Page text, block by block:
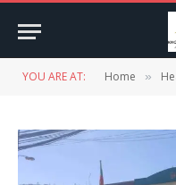
YOU ARE AT: Home »